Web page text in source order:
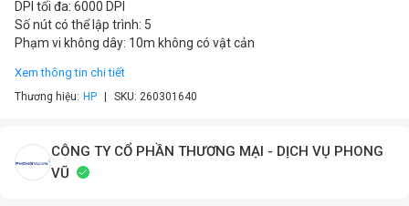
DPI tối đa: 6000 DPI
Số nút có thể lập trình: 5
Phạm vi không dây: 10m không có vật cản
Xem thông tin chi tiết
Thương hiệu: HP SKU: 260301640
CÔNG TY CỔ PHẦN THƯƠNG MẠI - DỊCH VỤ PHONG
VŨ